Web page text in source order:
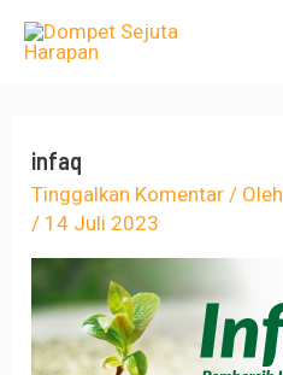
Lewati
infaq
Tinggalkan Komentar / Oleh
/ 14 Juli 2023
Post
navigation